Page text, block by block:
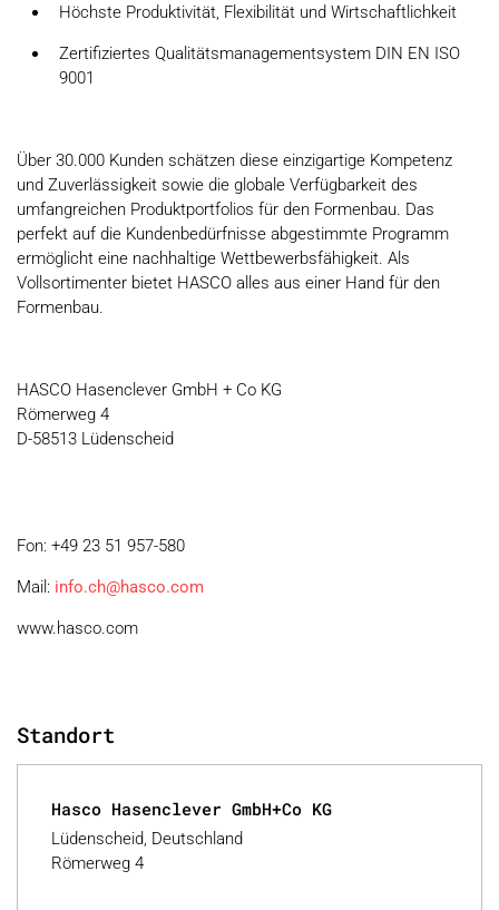
Höchste Produktivität, Flexibilität und Wirtschaftlichkeit
Zertifiziertes Qualitätsmanagementsystem DIN EN ISO
9001
Über 30.000 Kunden schätzen diese einzigartige Kompetenz
und Zuverlässigkeit sowie die globale Verfügbarkeit des
umfangreichen Produktportfolios für den Formenbau. Das
perfekt auf die Kundenbedürfnisse abgestimmte Programm
ermöglicht eine nachhaltige Wettbewerbsfähigkeit. Als
Vollsortimenter bietet HASCO alles aus einer Hand für den
Formenbau.
HASCO Hasenclever GmbH + Co KG
Römerweg 4
D-58513 Lüdenscheid
Fon: +49 23 51 957-580
Mail: info.ch@hasco.com
www.hasco.com
Standort
Hasco Hasenclever GmbH+Co KG
Lüdenscheid, Deutschland
Römerweg 4